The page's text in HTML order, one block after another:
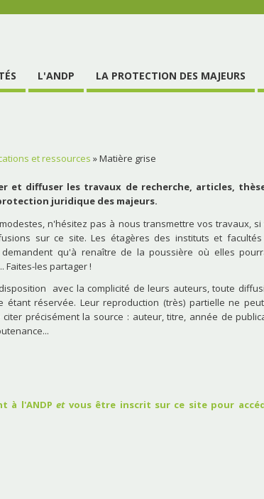
L'ANDP LA PROTECTION DES MAJEURS
et ressources »Matière grise
et diffuser les travaux de recherche, articles,
juridique des majeurs.
n'hésitez pas à nous transmettre vos travaux, si
sur ce site. Les étagères des instituts et
qu'à renaître de la poussière où elles
Faites-les partager !
avec la complicité de leurs auteurs, toute
étant réservée. Leur reproduction (très) partielle ne
précisément la source : auteur, titre, année de
à l'ANDPetvous être inscrit sur ce site pour